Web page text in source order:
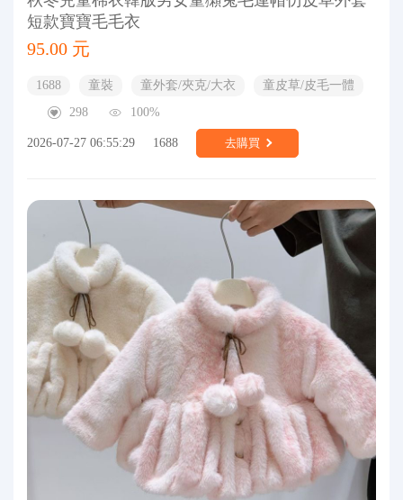
短款寶寶毛毛衣
95.00 元
1688 童裝 童外套/夾克/大衣
童皮草/皮毛一體
298
100%
2026-07-27 06:55:29 1688 去購買